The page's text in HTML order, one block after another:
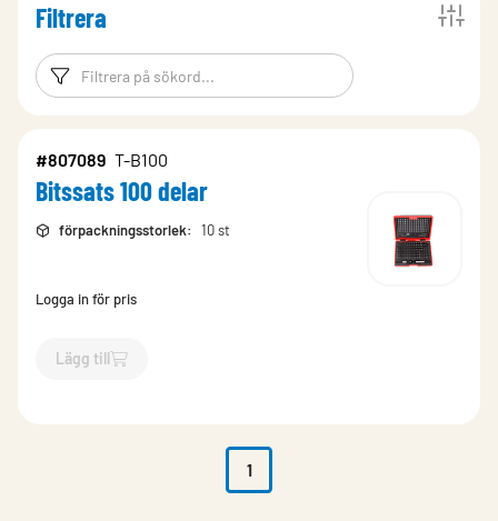
Filtrera
Filtreringsord Filtrera
#807089 T-B100
Bitssats 100 delar
förpackningsstorlek: 10 st
Logga in för pris
Lägg till
`$Lägg till
1